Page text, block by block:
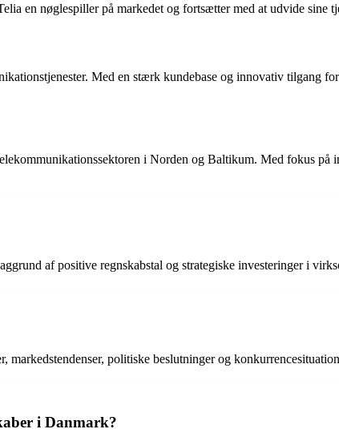
en nøglespiller på markedet og fortsætter med at udvide sine
Med en stærk kundebase og innovativ tilgang
i Norden og Baltikum. Med fokus på
af positive regnskabstal og strategiske investeringer i
politiske beslutninger og
i Danmark?